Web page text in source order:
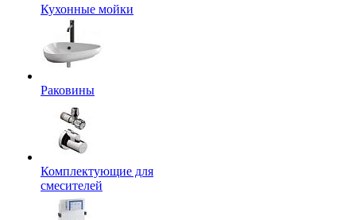
Кухонные мойки
Раковины
Комплектующие для
смесителей